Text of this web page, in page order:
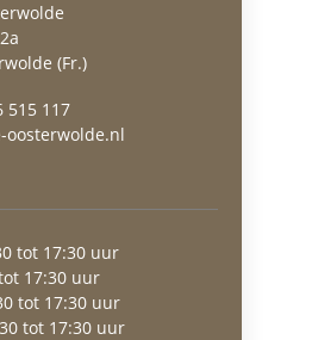
(Fr.)
515 117
oosterwolde.nl
tot 17:30 uur
17:30 uur
tot 17:30 uur
tot 17:30 uur